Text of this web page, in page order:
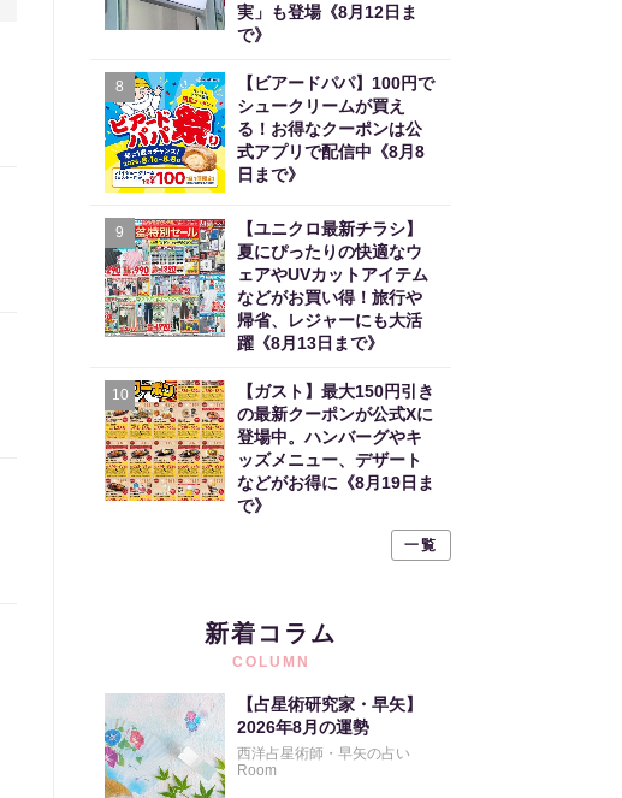
実」も登場《8月12日ま
で》
8
【ビアードパパ】100円で
シュークリームが買え
る！お得なクーポンは公
式アプリで配信中《8月8
日まで》
9
【ユニクロ最新チラシ】
夏にぴったりの快適なウ
ェアやUVカットアイテム
などがお買い得！旅行や
帰省、レジャーにも大活
躍《8月13日まで》
10
【ガスト】最大150円引き
の最新クーポンが公式Xに
登場中。ハンバーグやキ
ッズメニュー、デザート
などがお得に《8月19日ま
で》
一覧
新着コラム
COLUMN
【占星術研究家・早矢】
2026年8月の運勢
西洋占星術師・早矢の占い
Room